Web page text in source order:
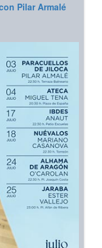
Pilar Armalé